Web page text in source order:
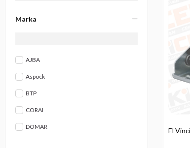
Marka
AJBA
Aspöck
BTP
CORAI
DOMAR El